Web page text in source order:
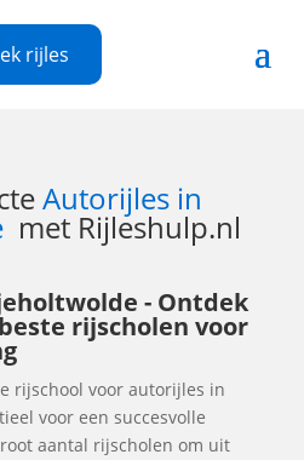
rijles
Autorijles in
met Rijleshulp.nl
- Ontdek
rijscholen voor
rijschool voor autorijles in
voor een succesvolle
aantal rijscholen om uit